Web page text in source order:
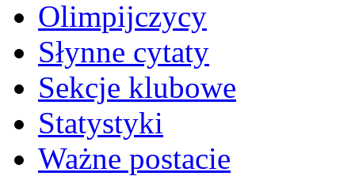
Olimpijczycy
Słynne cytaty
Sekcje klubowe
Statystyki
Ważne postacie